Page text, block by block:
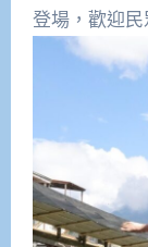
登場，歡迎民